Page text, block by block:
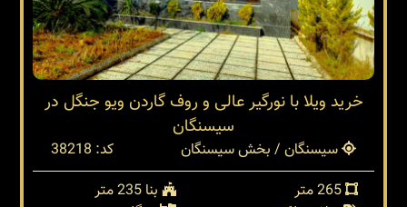
خرید ویلا با نورگیر عالی و روف گاردن ویو جنگل در
سیسنگان
سیسنگان / بخش سیسنگان
کد: 38218
بنا 235 متر